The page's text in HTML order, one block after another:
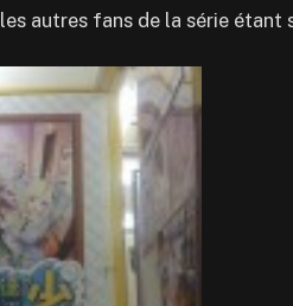
les autres fans de la série étant